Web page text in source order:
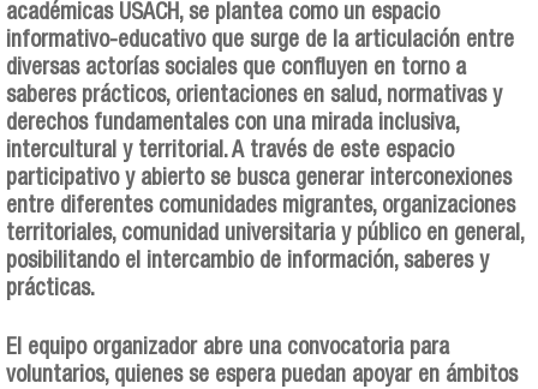
académicas USACH, se plantea como un espacio
informativo-educativo que surge de la articulación entre
diversas actorías sociales que confluyen en torno a
saberes prácticos, orientaciones en salud, normativas y
derechos fundamentales con una mirada inclusiva,
intercultural y territorial. A través de este espacio
participativo y abierto se busca generar interconexiones
entre diferentes comunidades migrantes, organizaciones
territoriales, comunidad universitaria y público en general,
posibilitando el intercambio de información, saberes y
prácticas.
El equipo organizador abre una convocatoria para
voluntarios, quienes se espera puedan apoyar en ámbitos